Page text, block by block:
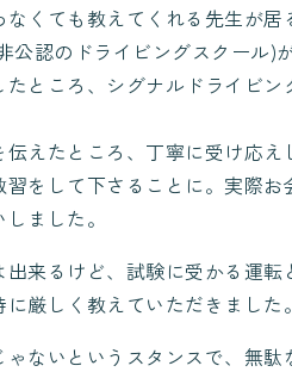
くても教えてくれる先生が
公認のドライビングスクール)
ところ、シグナルドライビ
えたところ、丁寧に受け応
をして下さることに。実際
ました。
来るけど、試験に受かる運
厳しく教えていただきました。
ないというスタンスで、無